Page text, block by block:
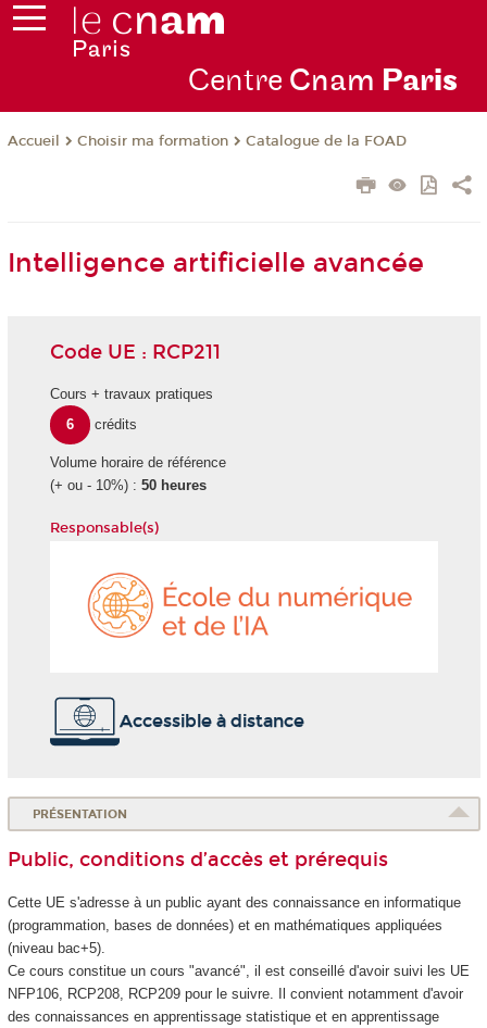
Centre Cnam Paris
Accueil Choisir ma formation Catalogue de la FOAD
Intelligence artificielle avancée
Code UE : RCP211
Cours + travaux pratiques
6
crédits
Volume horaire de référence
(+ ou - 10%) : 50 heures
Responsable(s)
Accessible à distance
PRÉSENTATION
Public, conditions d’accès et prérequis
Cette UE s'adresse à un public ayant des connaissance en informatique
(programmation, bases de données) et en mathématiques appliquées
(niveau bac+5).
Ce cours constitue un cours "avancé", il est conseillé d'avoir suivi les UE
NFP106, RCP208, RCP209 pour le suivre. Il convient notamment d'avoir
des connaissances en apprentissagestatistique et en apprentissage